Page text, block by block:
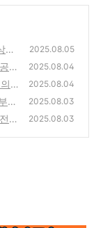
,
2025.08.05
2025.08.04
2025.08.04
터
2025.08.03
2025.08.03